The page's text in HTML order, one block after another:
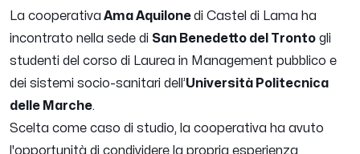
La cooperativa Ama Aquilonedi Castel di Lama ha
incontrato nella sede di San Benedetto del Tronto gli
studenti del corso di Laurea in Management pubblico e
dei sistemi socio-sanitari dell’Università Politecnica
delle Marche.
Scelta come caso di studio, la cooperativa ha avuto
l'opportunità di condividere la propria esperienza